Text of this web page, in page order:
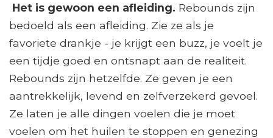
Het is gewoon een afleiding. Rebounds zijn
bedoeld als een afleiding. Zie ze als je
favoriete drankje - je krijgt een buzz, je voelt je
een tijdje goed en ontsnapt aan de realiteit.
Rebounds zijn hetzelfde. Ze geven je een
aantrekkelijk, levend en zelfverzekerd gevoel.
Ze laten je alle dingen voelen die je moet
voelen om het huilen te stoppen en genezing